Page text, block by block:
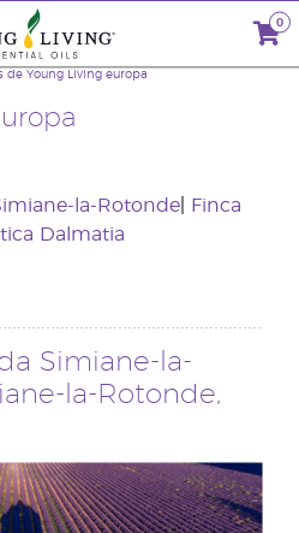
0
de Young Living europa
la-Rotonde|
Finca
Dalmatia
Simiane-la-
la-Rotonde,